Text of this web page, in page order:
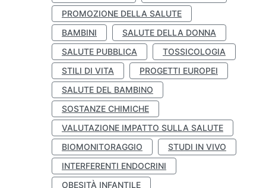
PROMOZIONE DELLA SALUTE
BAMBINI
SALUTE DELLA DONNA
SALUTE PUBBLICA
TOSSICOLOGIA
STILI DI VITA
PROGETTI EUROPEI
SALUTE DEL BAMBINO
SOSTANZE CHIMICHE
VALUTAZIONE IMPATTO SULLA SALUTE
BIOMONITORAGGIO
STUDI IN VIVO
INTERFERENTI ENDOCRINI
OBESITÀ INFANTILE